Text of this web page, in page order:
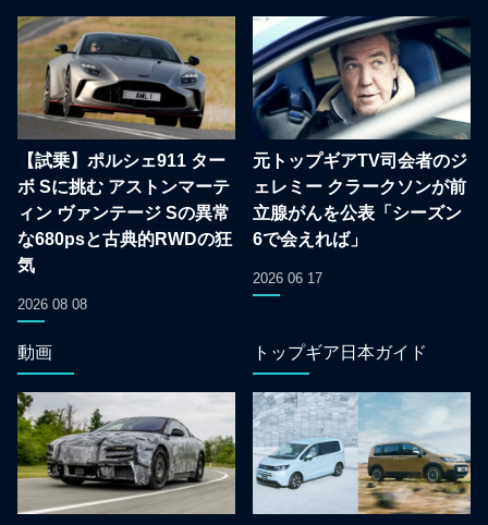
【試乗】ポルシェ911 ター
ボ Sに挑む アストンマーテ
ィン ヴァンテージ Sの異常
な680psと古典的RWDの狂
気
2026 08 08
元トップギアTV司会者のジ
ェレミー クラークソンが前
立腺がんを公表「シーズン
6で会えれば」
2026 06 17
動画 トップギア日本ガイド